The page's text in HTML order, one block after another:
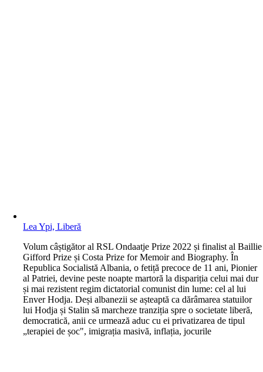
Lea Ypi, Liberă
Volum câștigător al RSL Ondaatje Prize 2022 și finalist al Baillie
Gifford Prize și Costa Prize for Memoir and Biography. În
Republica Socialistă Albania, o fetiță precoce de 11 ani, Pionier
al Patriei, devine peste noapte martoră la dispariția celui mai dur
și mai rezistent regim dictatorial comunist din lume: cel al lui
Enver Hodja. Deși albanezii se așteaptă ca dărâmarea statuilor
lui Hodja și Stalin să marcheze tranziția spre o societate liberă,
democratică, anii ce urmează aduc cu ei privatizarea de tipul
„terapiei de șoc", imigrația masivă, inflația, jocurile